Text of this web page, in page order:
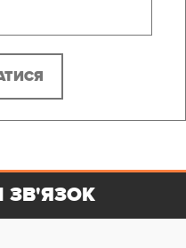
ЗВ'ЯЗОК